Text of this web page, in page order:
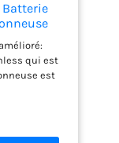
Batterie
de
Jardin,
qui est
est
atteindre 10
en
sans effort